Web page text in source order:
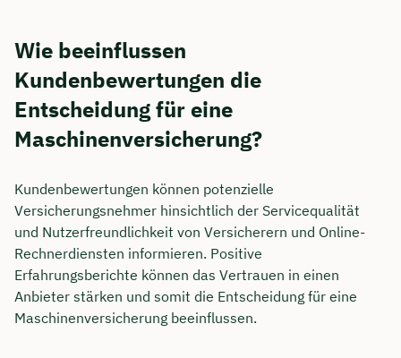
Wie beeinflussen
Kundenbewertungen die
Entscheidung für eine
Maschinenversicherung?
Kundenbewertungen können potenzielle
Versicherungsnehmer hinsichtlich der Servicequalität
und Nutzerfreundlichkeit von Versicherern und Online-
Rechnerdiensten informieren. Positive
Erfahrungsberichte können das Vertrauen in einen
Anbieter stärken und somit die Entscheidung für eine
Maschinenversicherung beeinflussen.